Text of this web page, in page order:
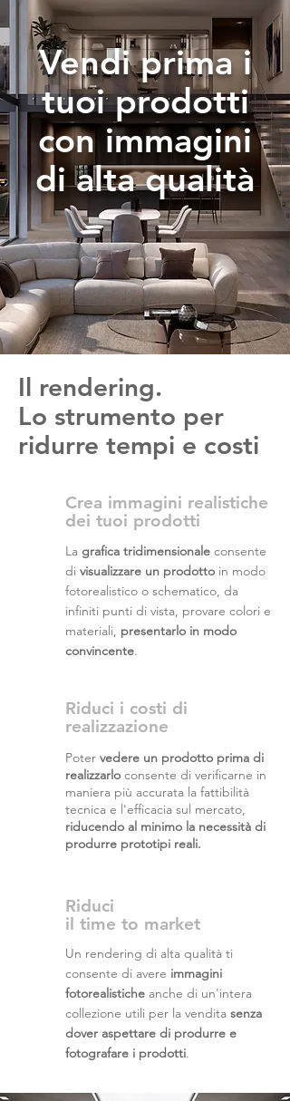
Vendi prima i
tuoi prodotti
con immagini
di alta qualità
Il rendering.
Lo strumento per
ridurre tempi e costi
Crea immagini realistiche
dei tuoi prodotti
La grafica tridimensionale consente
di visualizzare un prodotto in modo
fotorealistico o schematico, da
infiniti punti di vista, provare colori e
materiali, presentarlo in modo
convincente.
Riduci i costi di
realizzazione
Poter vedere un prodotto prima di
realizzarlo consente di verificarne in
maniera più accurata la fattibilità
tecnica e l'efficacia sul mercato,
riducendo al minimo la necessità di
produrre prototipi reali.
Riduci
il time to market
Un rendering di alta qualità ti
consente di avere immagini
fotorealistiche anche di un'intera
collezione utili per la vendita senza
dover aspettare di produrre e
fotografare i prodotti.